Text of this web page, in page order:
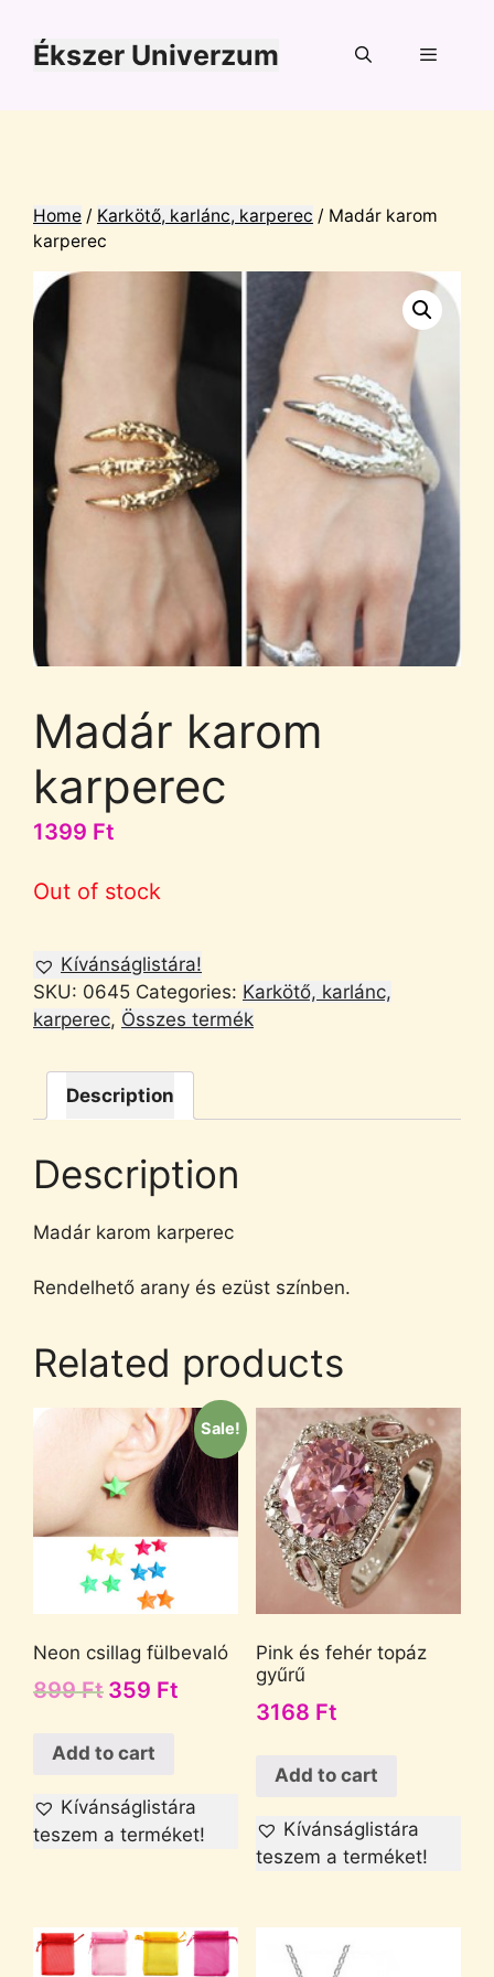
tartalomba
Ékszer Univerzum
Home / Karkötő, karlánc, karperec / Madár karom
karperec
Madár karom
karperec
1399 Ft
Out of stock
Kívánságlistára!
SKU: 0645 Categories: Karkötő, karlánc,
karperec, Összes termék
Description
Description
Madár karom karperec
Rendelhető arany és ezüst színben.
Related products
Sale!
Neon csillag fülbevaló
899Ft 359 Ft
Add to cart
Kívánságlistára
teszem a terméket!
Pink és fehér topáz
gyűrű
3168 Ft
Add to cart
Kívánságlistára
teszem a terméket!